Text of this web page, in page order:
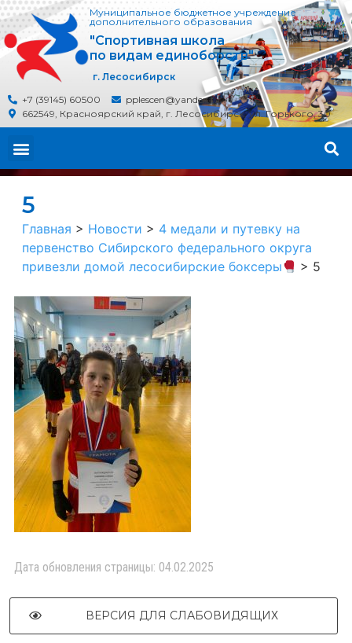
Муниципальное бюджетное учреждение
дополнительного образования
"Спортивная школа
по видам единоборств"
г. Лесосибирск
+7 (39145) 60500
pplescen@yandex.ru
662549, Красноярский край, г. Лесосибирск, ул. Горького, 30
5
Главная > Новости > 4 медали и путевку на
первенство Сибирского федерального округа
привезли домой лесосибирские боксеры
> 5
Дата обновления страницы: 04.02.2025
ВЕРСИЯ ДЛЯ СЛАБОВИДЯЩИХ